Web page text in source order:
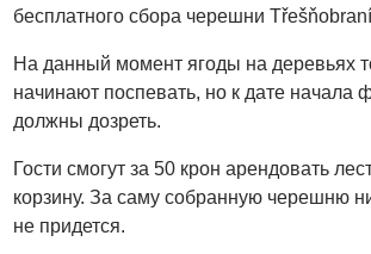
бесплатного сбора черешни
На данный момент ягоды на деревьях
начинают поспевать, но к дате начала
должны дозреть.
Гости смогут за 50 крон арендовать
корзину. За саму собранную черешню
не придется.